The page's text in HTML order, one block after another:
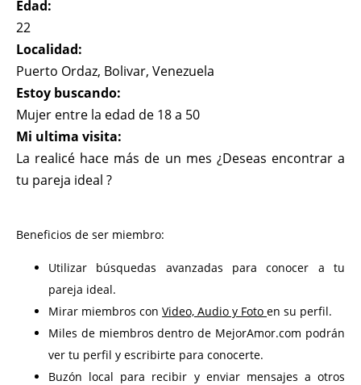
Edad:
22
Localidad:
Puerto Ordaz, Bolivar, Venezuela
Estoy buscando:
Mujer entre la edad de 18 a 50
Mi ultima visita:
La realicé hace más de un mes ¿Deseas encontrar a
tu pareja ideal ?
Beneficios de ser miembro:
Utilizar búsquedas avanzadas para conocer a tu
pareja ideal.
Mirar miembros con Video, Audio y Foto en su perfil.
Miles de miembros dentro de MejorAmor.com podrán
ver tu perfil y escribirte para conocerte.
Buzón local para recibir y enviar mensajes a otros